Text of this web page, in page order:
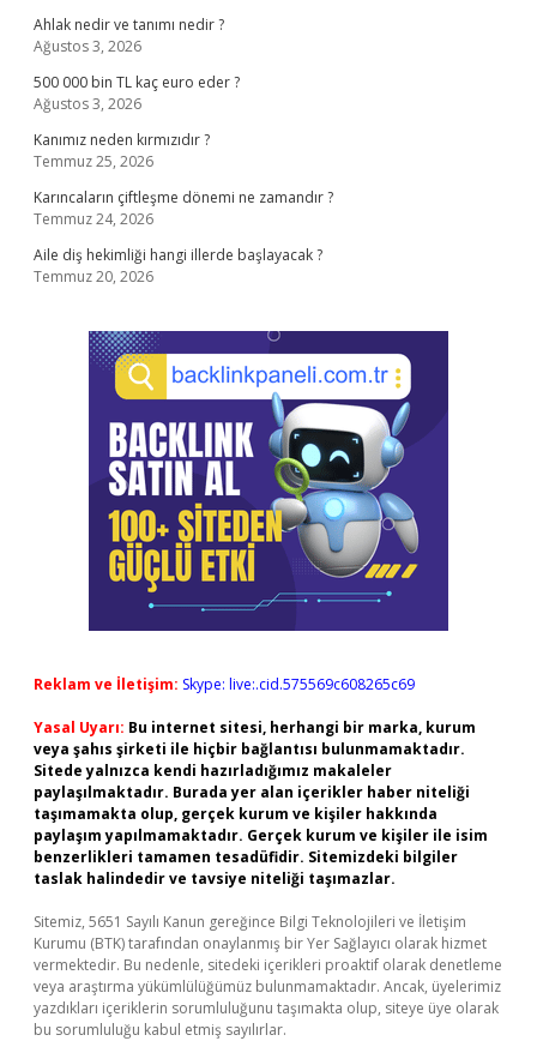
Ahlak nedir ve tanımı nedir ?
Ağustos 3, 2026
500 000 bin TL kaç euro eder ?
Ağustos 3, 2026
Kanımız neden kırmızıdır ?
Temmuz 25, 2026
Karıncaların çiftleşme dönemi ne zamandır ?
Temmuz 24, 2026
Aile diş hekimliği hangi illerde başlayacak ?
Temmuz 20, 2026
Reklam ve İletişim: Skype: live:.cid.575569c608265c69
Yasal Uyarı: Bu internet sitesi, herhangi bir marka, kurum
veya şahıs şirketi ile hiçbir bağlantısı bulunmamaktadır.
Sitede yalnızca kendi hazırladığımız makaleler
paylaşılmaktadır. Burada yer alan içerikler haber niteliği
taşımamakta olup, gerçek kurum ve kişiler hakkında
paylaşım yapılmamaktadır. Gerçek kurum ve kişiler ile isim
benzerlikleri tamamen tesadüfidir. Sitemizdeki bilgiler
taslak halindedir ve tavsiye niteliği taşımazlar.
Sitemiz, 5651 Sayılı Kanun gereğince Bilgi Teknolojileri ve İletişim
Kurumu (BTK) tarafından onaylanmış bir Yer Sağlayıcı olarak hizmet
vermektedir. Bu nedenle, sitedeki içerikleri proaktif olarak denetleme
veya araştırma yükümlülüğümüz bulunmamaktadır. Ancak, üyelerimiz
yazdıkları içeriklerin sorumluluğunu taşımakta olup, siteye üye olarak
bu sorumluluğu kabul etmiş sayılırlar.